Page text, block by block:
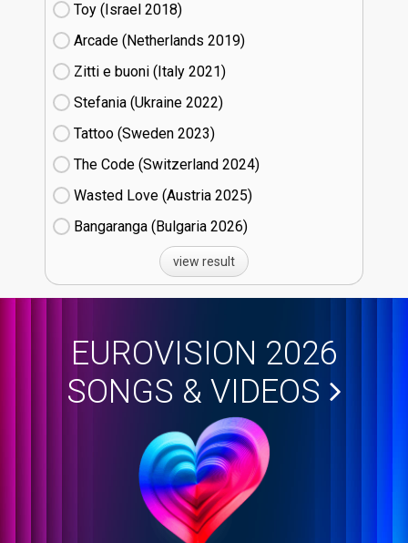
Toy (Israel
18)
Arcade (Netherlands
19)
Zitti e buoni​ (Italy
21)
Stefania (Ukraine
22)
Tattoo (Sweden
23)
The Code (Switzerland
24)
Wasted Love (Austria
25)
Bangaranga (Bulgaria
26)
view result
EUROVISION 2026
SONGS & VIDEOS